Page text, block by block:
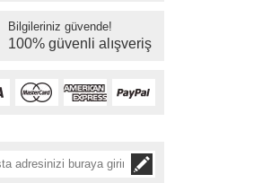
Bilgileriniz güvende!
100% güvenli alışveriş